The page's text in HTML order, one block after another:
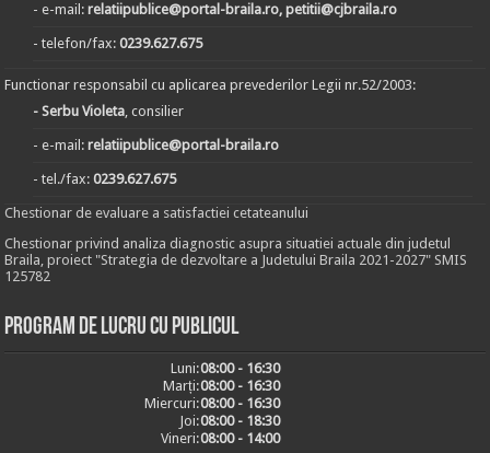
- e-mail:relatiipublice@portal-braila.ro, petitii@cjbraila.ro
- telefon/fax:0239.627.675
Functionar responsabil cu aplicarea prevederilor Legii nr.52/2003:
- Serbu Violeta, consilier
- e-mail:relatiipublice@portal-braila.ro
- tel./fax:0239.627.675
Chestionar de evaluare a satisfactiei cetateanului
Chestionar privind analiza diagnostic asupra situatiei actuale din judetul
Braila, proiect "Strategia de dezvoltare a Judetului Braila 2021-2027" SMIS
125782
Program de lucru cu publicul
Luni:08:00 - 16:30
Marți:08:00 - 16:30
Miercuri:08:00 - 16:30
Joi:08:00 - 18:30
Vineri:08:00 - 14:00